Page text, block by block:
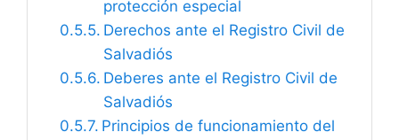
protección especial
Derechos ante el Registro Civil de
Salvadiós
Deberes ante el Registro Civil de
Salvadiós
Principios de funcionamiento del